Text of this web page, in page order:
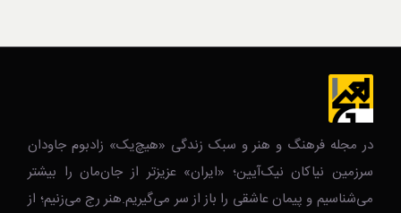
در مجله فرهنگ و هنر و سبک زندگی‌ «هیچ‌یک» زادبوم جاودان
سرزمین نیاکان نیک‌‌‌آیین؛ «ایران» عزیزتر از جان‌مان را بیشتر
می‌شناسیم و پیمان عاشقی را باز از سر می‌گیریم.هنر رج می‌زنیم؛ از